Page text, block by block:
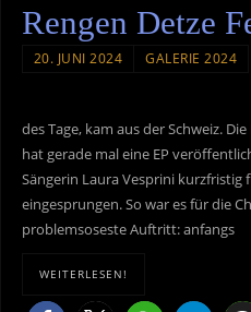
Rengen Detze
20. JUNI 2024 GALERIE 2024
des Tage, kam aus der Schweiz.
hat gerade mal eine EP
Sängerin Laura Vesprini
eingesprungen. So war es für die
problemsoseste Auftritt: anfangs
WEITERLESEN!